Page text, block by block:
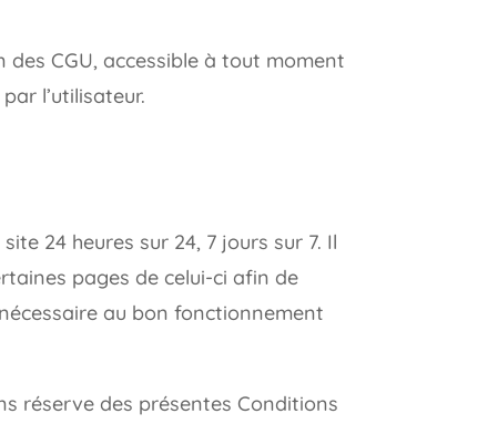
CGU, accessible à tout moment
l’utilisateur.
24 heures sur 24, 7 jours sur 7. Il
pages de celui-ci afin de
au bon fonctionnement
réserve des présentes Conditions